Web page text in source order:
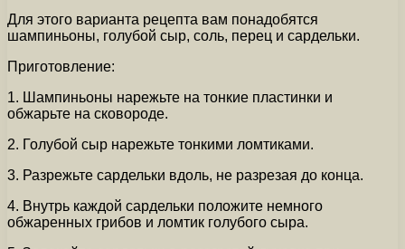
Для этого варианта рецепта вам понадобятся
шампиньоны, голубой сыр, соль, перец и сардельки.
Приготовление:
1. Шампиньоны нарежьте на тонкие пластинки и
обжарьте на сковороде.
2. Голубой сыр нарежьте тонкими ломтиками.
3. Разрежьте сардельки вдоль, не разрезая до конца.
4. Внутрь каждой сардельки положите немного
обжаренных грибов и ломтик голубого сыра.